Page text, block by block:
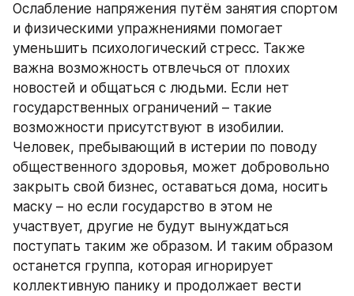
Ослабление напряжения путём занятия спортом
и физическими упражнениями помогает
уменьшить психологический стресс. Также
важна возможность отвлечься от плохих
новостей и общаться с людьми. Если нет
государственных ограничений – такие
возможности присутствуют в изобилии.
Человек, пребывающий в истерии по поводу
общественного здоровья, может добровольно
закрыть свой бизнес, оставаться дома, носить
маску – но если государство в этом не
участвует, другие не будут вынуждаться
поступать таким же образом. И таким образом
останется группа, которая игнорирует
коллективную панику и продолжает вести